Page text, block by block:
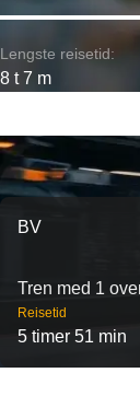
Lengste reisetid:
8 t 7 m
BV
Tren med 1
Reisetid
5 timer 51 min